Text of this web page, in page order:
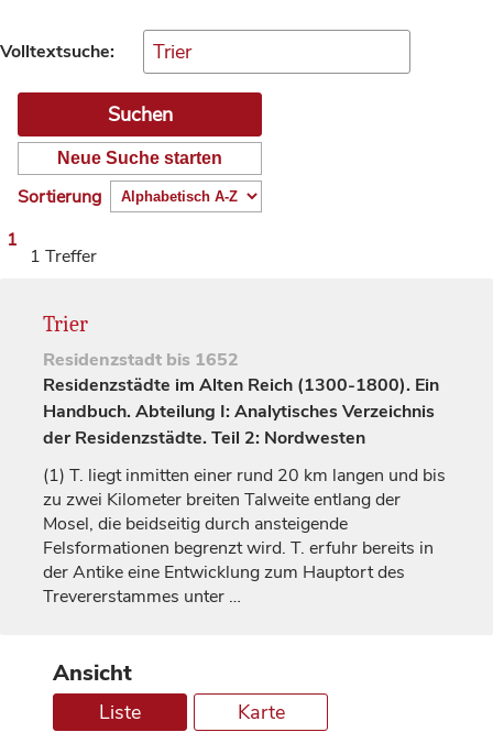
Volltextsuche:
Neue Suche starten
Sortierung
1
1 Treffer
Trier
Residenzstadt bis 1652
Residenzstädte im Alten Reich (1300-1800). Ein
Handbuch. Abteilung I: Analytisches Verzeichnis
der Residenzstädte. Teil 2: Nordwesten
(1) T. liegt inmitten einer rund 20 km langen und bis
zu zwei Kilometer breiten Talweite entlang der
Mosel, die beidseitig durch ansteigende
Felsformationen begrenzt wird. T. erfuhr bereits in
der Antike eine Entwicklung zum Hauptort des
Trevererstammes unter …
Ansicht
Liste Karte